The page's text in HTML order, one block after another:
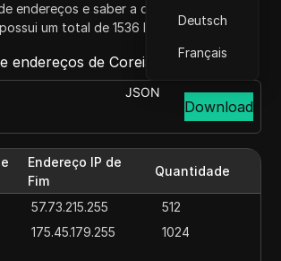
Deutsch
Français
endereços e saber a quantidade. Coreia
possui um total de 1536 IPs.
endereços de Coreia de:
JSON
Download
Endereço IP de
Fim
Quantidade
57.73.215.255
512
175.45.179.255 1024